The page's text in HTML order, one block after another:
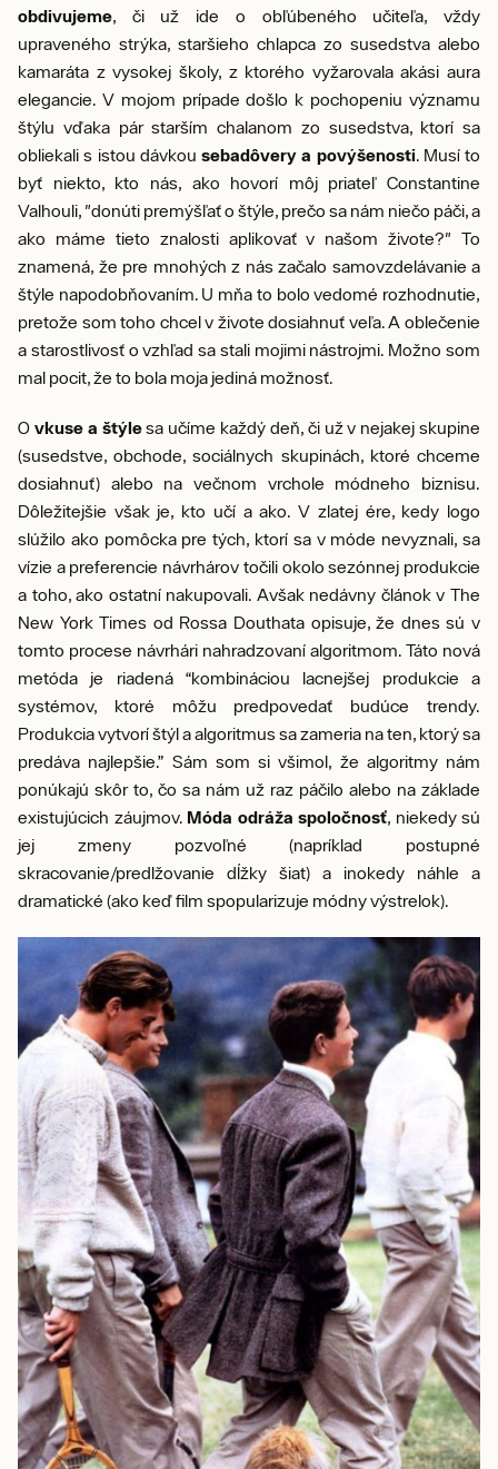
obdivujeme, či už ide o obľúbeného učiteľa, vždy
upraveného strýka, staršieho chlapca zo susedstva alebo
kamaráta z vysokej školy, z ktorého vyžarovala akási aura
elegancie. V mojom prípade došlo k pochopeniu významu
štýlu vďaka pár starším chalanom zo susedstva, ktorí sa
obliekali s istou dávkou sebadôvery a povýšenosti. Musí to
byť niekto, kto nás, ako hovorí môj priateľ Constantine
Valhouli, "donúti premýšľať o štýle, prečo sa nám niečo páči, a
ako máme tieto znalosti aplikovať v našom živote?" To
znamená, že pre mnohých z nás začalo samovzdelávanie a
štýle napodobňovaním. U mňa to bolo vedomé rozhodnutie,
pretože som toho chcel v živote dosiahnuť veľa. A oblečenie
a starostlivosť o vzhľad sa stali mojimi nástrojmi. Možno som
mal pocit, že to bola moja jediná možnosť.
O vkuse a štýlesa učíme každý deň, či už v nejakej skupine
(susedstve, obchode, sociálnych skupinách, ktoré chceme
dosiahnuť) alebo na večnom vrchole módneho biznisu.
Dôležitejšie však je, kto učí a ako. V zlatej ére, kedy logo
slúžilo ako pomôcka pre tých, ktorí sa v móde nevyznali, sa
vízie a preferencie návrhárov točili okolo sezónnej produkcie
a toho, ako ostatní nakupovali. Avšak nedávny článok v The
New York Times od Rossa Douthata opisuje, že dnes sú v
tomto procese návrhári nahradzovaní algoritmom. Táto nová
metóda je riadená “kombináciou lacnejšej produkcie a
systémov, ktoré môžu predpovedať budúce trendy.
Produkcia vytvorí štýl a algoritmus sa zameria na ten, ktorý sa
predáva najlepšie.” Sám som si všimol, že algoritmy nám
ponúkajú skôr to, čo sa nám už raz páčilo alebo na základe
existujúcich záujmov. Móda odráža spoločnosť, niekedy sú
jej zmeny pozvoľné (napríklad postupné
skracovanie/predlžovanie dĺžky šiat) a inokedy náhle a
dramatické (ako keď film spopularizuje módny výstrelok).